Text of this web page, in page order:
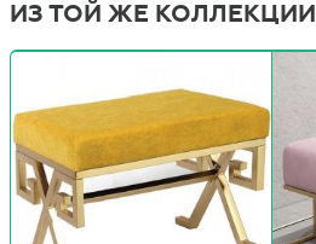
ИЗ ТОЙ ЖЕ КОЛЛЕКЦИИ